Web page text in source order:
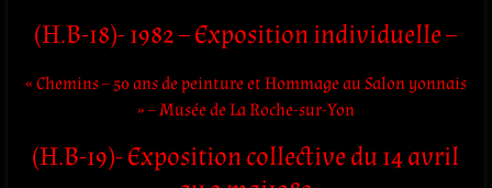
(H.B-18)- 1982 – Exposition individuelle –
« Chemins – 50 ans de peinture et Hommage au Salon yonnais
» – Musée de La Roche-sur-Yon
(H.B-19)- Exposition collective du 14 avril